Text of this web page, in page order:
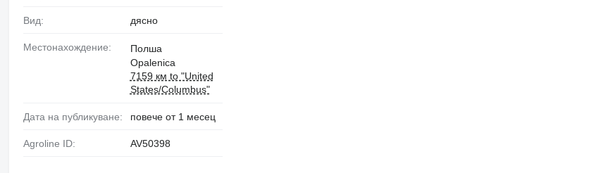
Вид: дясно
Местонахождение:
Полша
Opalenica
7159 км to "United
States/Columbus"
Дата на публикуване: повече от 1 месец
Agroline ID: AV50398